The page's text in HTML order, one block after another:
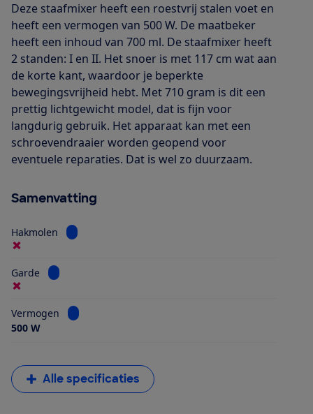
Deze staafmixer heeft een roestvrij stalen voet en
heeft een vermogen van 500 W. De maatbeker
heeft een inhoud van 700 ml. De staafmixer heeft
2 standen: I en II. Het snoer is met 117 cm wat aan
de korte kant, waardoor je beperkte
bewegingsvrijheid hebt. Met 710 gram is dit een
prettig lichtgewicht model, dat is fijn voor
langdurig gebruik. Het apparaat kan met een
schroevendraaier worden geopend voor
eventuele reparaties. Dat is wel zo duurzaam.
Samenvatting
Hakmolen Bekijk informatie voor Hakmolen
Garde Bekijk informatie voor Garde
Vermogen
Bekijk informatie voor Vermogen
500 W
Alle specificaties